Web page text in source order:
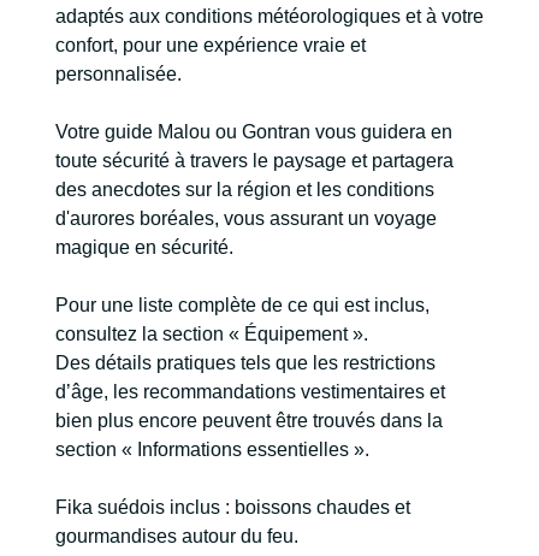
adaptés aux conditions météorologiques et à votre
confort, pour une expérience vraie et
personnalisée.
Votre guide Malou ou Gontran vous guidera en
toute sécurité à travers le paysage et partagera
des anecdotes sur la région et les conditions
d'aurores boréales, vous assurant un voyage
magique en sécurité.
Pour une liste complète de ce qui est inclus,
consultez la section « Équipement ».
Des détails pratiques tels que les restrictions
d’âge, les recommandations vestimentaires et
bien plus encore peuvent être trouvés dans la
section « Informations essentielles ».
Fika suédois inclus : boissons chaudes et
gourmandises autour du feu.